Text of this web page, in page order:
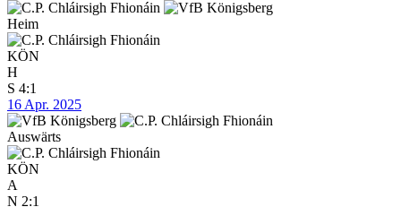
Heim
KÖN
H
S 4:1
16 Apr. 2025
Auswärts
KÖN
A
N 2:1